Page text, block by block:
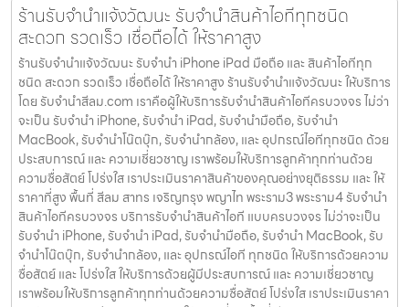
ร้านรับจำนำแจ้งวัฒนะ รับจำนำสินค้าไอทีทุกชนิด
สะดวก รวดเร็ว เชื่อถือได้ ให้ราคาสูง
ร้านรับจำนำแจ้งวัฒนะ รับจำนำ iPhone iPad มือถือ และ สินค้าไอทีทุก
ชนิด สะดวก รวดเร็ว เชื่อถือได้ ให้ราคาสูง ร้านรับจำนำแจ้งวัฒนะ ให้บริการ
โดย รับจํานําสีลม.com เราคือผู้ให้บริการรับจำนำสินค้าไอทีครบวงจร ไม่ว่า
จะเป็น รับจำนำ iPhone, รับจำนำ iPad, รับจำนำมือถือ, รับจำนำ
MacBook, รับจำนำโน๊ตบุ๊ก, รับจำนำกล้อง, และ อุปกรณ์ไอทีทุกชนิด ด้วย
ประสบการณ์ และ ความเชี่ยวชาญ เราพร้อมให้บริการลูกค้าทุกท่านด้วย
ความซื่อสัตย์ โปร่งใส เราประเมินราคาสินค้าของคุณอย่างยุติธรรม และ ให้
ราคาที่สูง พื้นที่ สีลม สาทร เจริญกรุง พญาไท พระราม3 พระราม4 รับจำนำ
สินค้าไอทีครบวงจร บริการรับจำนำสินค้าไอที แบบครบวงจร ไม่ว่าจะเป็น
รับจำนำ iPhone, รับจำนำ iPad, รับจำนำมือถือ, รับจำนำ MacBook, รับ
จำนำโน๊ตบุ๊ก, รับจำนำกล้อง, และ อุปกรณ์ไอที ทุกชนิด ให้บริการด้วยความ
ซื่อสัตย์ และ โปร่งใส ให้บริการด้วยผู้มีประสบการณ์ และ ความเชี่ยวชาญ
เราพร้อมให้บริการลูกค้าทุกท่านด้วยความซื่อสัตย์ โปร่งใส เราประเมินราคา